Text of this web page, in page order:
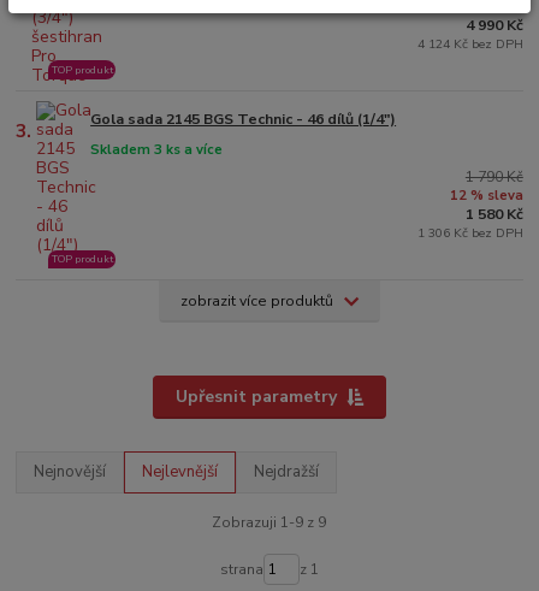
TOP produkt
4 990 Kč
4 124 Kč bez DPH
3. Gola sada 2145 BGS Technic - 46 dílů (1/4")
Skladem 3 ks a více
TOP produkt
1 790 Kč
12 % sleva
1 580 Kč
1 306 Kč bez DPH
zobrazit více produktů
Upřesnit parametry
Nejnovější Nejlevnější Nejdražší
Zobrazuji 1-9 z 9
strana z 1